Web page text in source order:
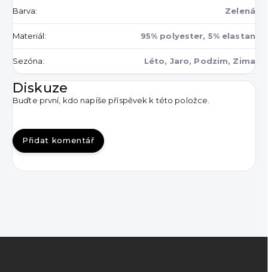
Barva: Zelená
Materiál: 95% polyester, 5% elastan
Sezóna: Léto, Jaro, Podzim, Zima
Diskuze
Buďte první, kdo napíše příspěvek k této položce.
Přidat komentář